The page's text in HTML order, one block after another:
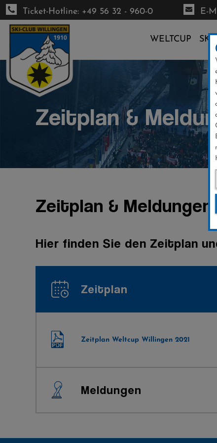
zum
Ticket-Hotline: +49 56 32 - 960-0 E-
WELTCUP SKI-
Zeitplan &
Zeitplan & Meldungen
Hier finden Sie den Zeitplan
Zeitplan
Zeitplan Weltcup Willingen 2021
Meldungen